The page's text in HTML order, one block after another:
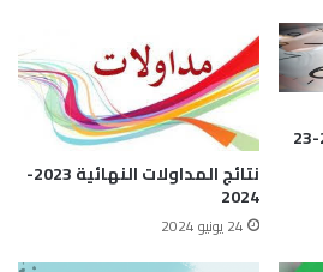
نتائج المداولات النهائية 2023-
2024
24 يونيو 2024